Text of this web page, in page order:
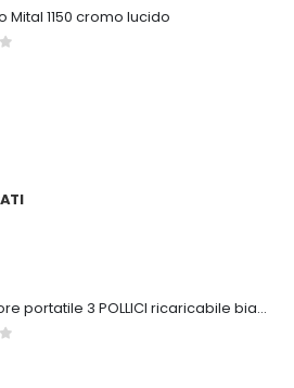
Mital 1150 cromo lucido
Ventilatore portatile 3 POLLICI ricaricabile bianco